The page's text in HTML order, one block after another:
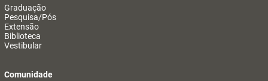
Graduação
Pesquisa/Pós
Extensão
Biblioteca
Vestibular
Comunidade